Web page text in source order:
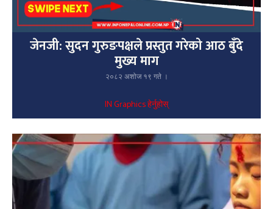
जेनजी: सुदन गुरुङपक्षले प्रस्तुत गरेको आठ बुँदे
मुख्य माग
२०८२ अशोज १९ गते ।
IN Graphics हेर्नुहोस्